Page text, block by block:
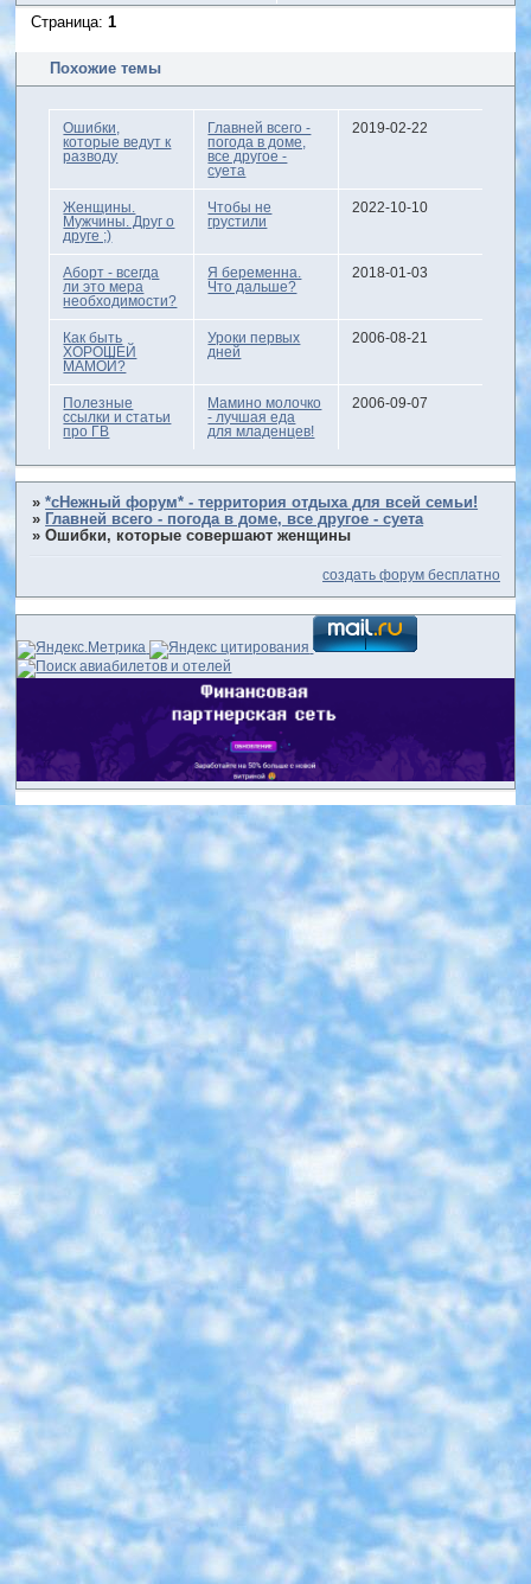
Страница:1
Похожие темы
Ошибки,
которые ведут к
разводу
Главней всего -
погода в доме,
все другое -
суета
2019-02-22
Женщины.
Мужчины. Друг о
друге ;)
Чтобы не
грустили
2022-10-10
Аборт - всегда
ли это мера
необходимости?
Я беременна.
Что дальше?
2018-01-03
Как быть
ХОРОШЕЙ
МАМОЙ?
Уроки первых
дней
2006-08-21
Полезные
ссылки и статьи
про ГВ
Мамино молочко
- лучшая еда
для младенцев!
2006-09-07
»*сНежный форум* - территория отдыха для всей семьи!
» Главней всего - погода в доме, все другое - суета
»Ошибки, которые совершают женщины
создать форум бесплатно